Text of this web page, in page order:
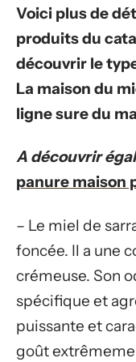
Voici plus de
produits du
découvrir le
La maison du
ligne sure du
A découvrir
panure maison
– Le miel de
foncée. Il a une
crémeuse. Son
spécifique et
puissante et
goût